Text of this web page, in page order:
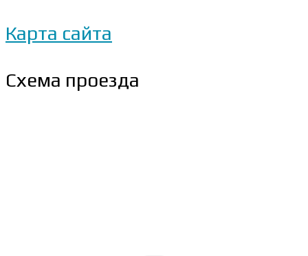
Карта сайта
Схема проезда